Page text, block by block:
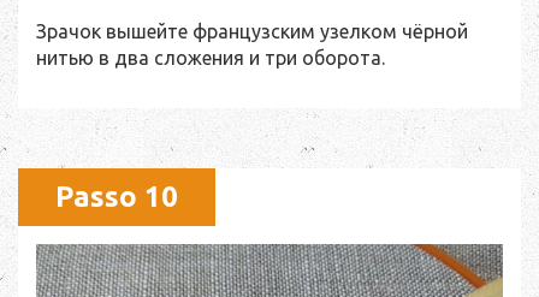
Зрачок вышейте французским узелком чёрной
нитью в два сложения и три оборота.
Passo 10